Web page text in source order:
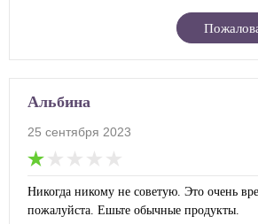
Альбина
25 сентября 2023
Никогда никому не советую. Это очень
пожалуйста. Ешьте обычные продукты.